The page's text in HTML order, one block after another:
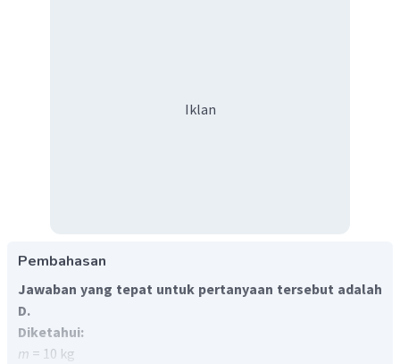
Iklan
Pembahasan
Jawaban yang tepat untuk pertanyaan tersebut adalah
D.
Diketahui:
m = 10 kg